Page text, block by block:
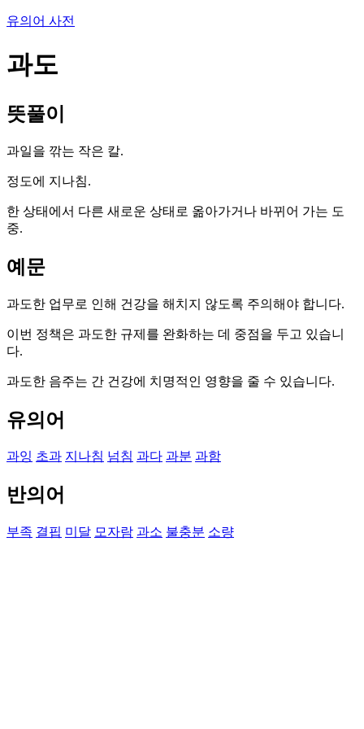
유의어 사전
과도
뜻풀이
과일을 깎는 작은 칼.
정도에 지나침.
한 상태에서 다른 새로운 상태로 옮아가거나 바뀌어 가는 도
중.
예문
과도한 업무로 인해 건강을 해치지 않도록 주의해야 합니다.
이번 정책은 과도한 규제를 완화하는 데 중점을 두고 있습니
다.
과도한 음주는 간 건강에 치명적인 영향을 줄 수 있습니다.
유의어
과잉 초과 지나침 넘침 과다 과분 과함
반의어
부족 결핍 미달 모자람 과소 불충분 소량